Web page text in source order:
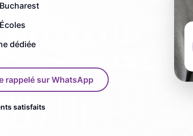
dédiée
rappelé sur WhatsApp
satisfaits